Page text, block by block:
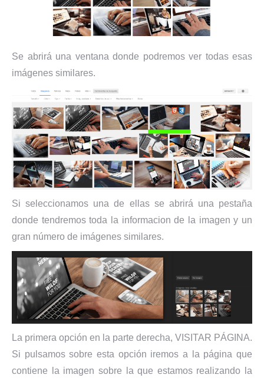
Se abrirá una ventana donde podremos ver todas esas
imágenes similares.
Si seleccionamos una de ellas se abrirá una pestaña
donde tendremos toda la informacion de la imagen y un
gran número de imágenes similares.
La primera opción en la parte derecha, VISITAR PÁGINA.
Si pulsamos sobre esta opción iremos a la página que
contiene la imagen sobre la que estamos realizando la